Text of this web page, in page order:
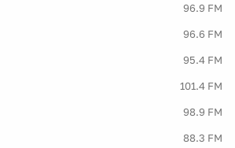
96.9 FM
96.6 FM
95.4 FM
101.4 FM
98.9 FM
88.3 FM